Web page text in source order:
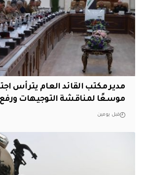
مدير مكتب القائد العام يترأس
موسعًا لمناقشة التوجيهات ورفع
قبل يومين